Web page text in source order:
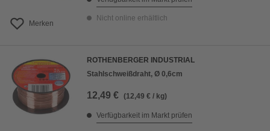
Merken
Nicht online erhältlich
ROTHENBERGER INDUSTRIAL
Stahlschweißdraht, Ø 0,6cm
12,49 € (12,49 € / kg)
Verfügbarkeit im Markt prüfen